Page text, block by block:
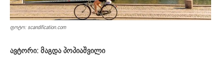
ფოტო: scandification.com
ავტორი: მაგდა პოპიაშვილი